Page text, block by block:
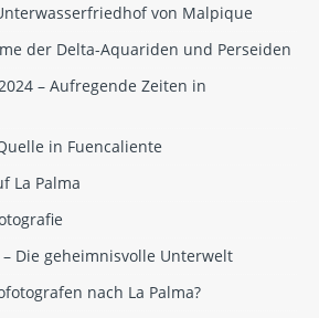
von Malpique
der Delta-Aquariden und Perseiden
– Aufregende Zeiten in
in Fuencaliente
La Palma
Die geheimnisvolle Unterwelt
nach La Palma?